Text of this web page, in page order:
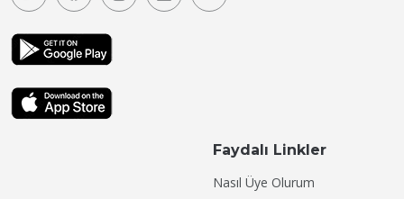
Faydalı Linkler
Nasıl Üye Olurum